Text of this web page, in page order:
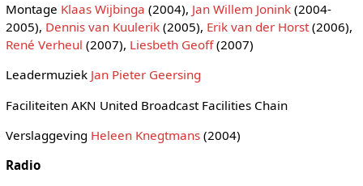
Montage Klaas Wijbinga (2004), Jan Willem Jonink(2004-
2005), Dennis van Kuulerik(2005), Erik van der Horst(2006),
René Verheul (2007), Liesbeth Geoff(2007)
Leadermuziek Jan Pieter Geersing
Faciliteiten AKN United Broadcast Facilities Chain
Verslaggeving Heleen Knegtmans(2004)
Radio